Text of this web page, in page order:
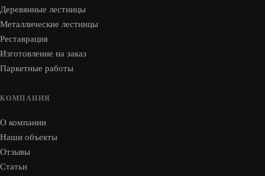
Деревянные лестницы
Металлические лестницы
Реставрация
Изготовление на заказ
Паркетные работы
КОМПАНИЯ
О компании
Наши объекты
Отзывы
Статьи